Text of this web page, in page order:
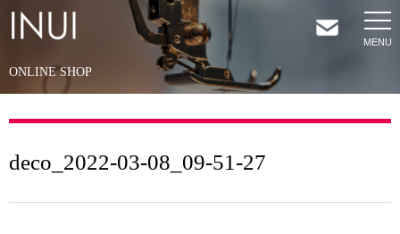
HOME
ONLINE SHOP
deco_2022-03-08_09-51-27